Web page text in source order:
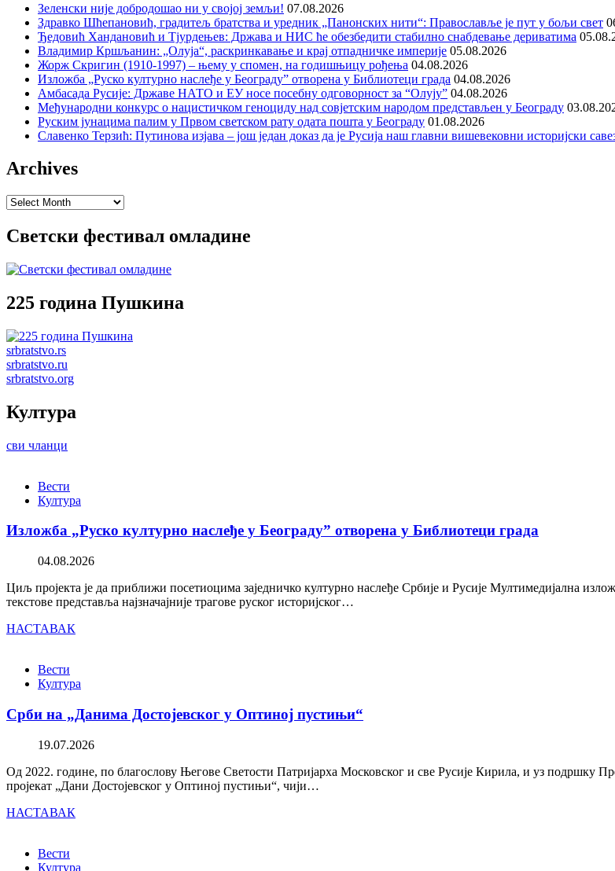
Зеленски није добродошао ни у својој земљи! 07.08.2026
Здравко Шћепановић, градитељ братства и уредник „Панонских нити“: Православље је пут у бољи свет
Ђедовић Хандановић и Тјурдењев: Држава и НИС ће обезбедити стабилно снабдевање дериватима
Владимир Кршљанин: „Олуја“, раскринкавање и крај отпадничке империје 05.08.2026
Жорж Скригин (1910-1997) – њему у спомен, на годишњицу рођења 04.08.2026
Изложба „Руско културно наслеђе у Београду” отворена у Библиотеци града 04.08.2026
Амбасада Русије: Државе НАТО и ЕУ носе посебну одговорност за “Олују” 04.08.2026
Међународни конкурс о нацистичком геноциду над совјетским народом представљен у Београду
Руским јунацима палим у Првом светском рату одата пошта у Београду 01.08.2026
Славенко Терзић: Путинова изјава – још један доказ да је Русија наш главни вишевековни историјски
Archives
Archives
Светски фестивал омладине
225 година Пушкина
srbratstvo.rs
srbratstvo.ru
srbratstvo.org
Култура
сви чланци
Вести
Култура
Изложба „Руско културно наслеђе у Београду” отворена у Библиотеци града
04.08.2026
Циљ пројекта је да приближи посетиоцима заједничко културно наслеђе Србије и Русије Мултимедијална
текстове представља најзначајније трагове руског историјског…
НАСТАВАК
Вести
Култура
Срби на „Данима Достојевског у Оптиној пустињи“
19.07.2026
Од 2022. године, по благослову Његове Светости Патријарха Московског и све Русије Кирила, и уз подршку
пројекат „Дани Достојевског у Оптиној пустињи“, чији…
НАСТАВАК
Вести
Култура